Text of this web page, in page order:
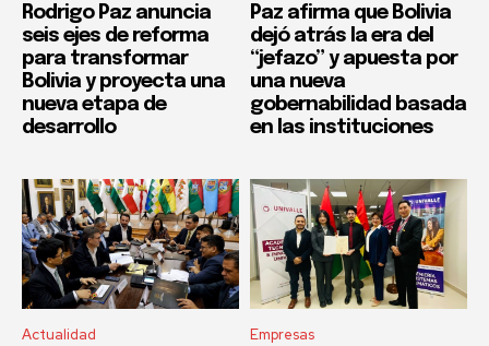
Rodrigo Paz anuncia
seis ejes de reforma
para transformar
Bolivia y proyecta una
nueva etapa de
desarrollo
Paz afirma que Bolivia
dejó atrás la era del
“jefazo” y apuesta por
una nueva
gobernabilidad basada
en las instituciones
Actualidad Empresas